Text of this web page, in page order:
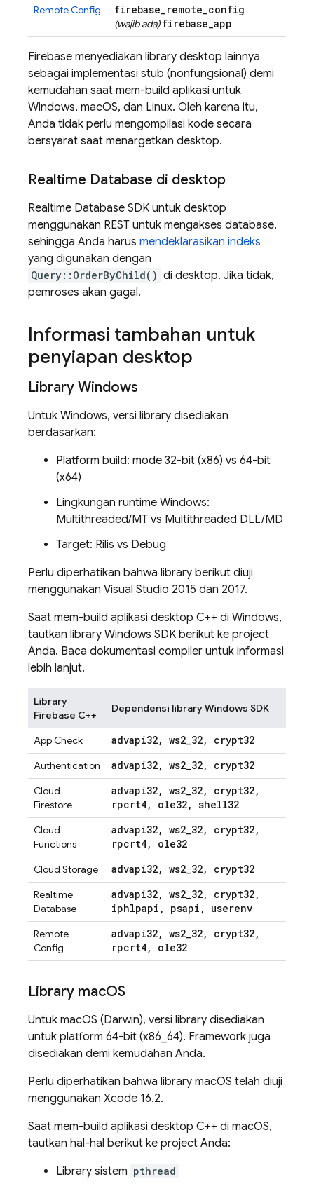
Remote Config firebase_remote_config
(wajib ada) firebase_app
Firebase menyediakan library desktop lainnya
sebagai implementasi stub (nonfungsional) demi
kemudahan saat mem-build aplikasi untuk
Windows, macOS, dan Linux. Oleh karena itu,
Anda tidak perlu mengompilasi kode secara
bersyarat saat menargetkan desktop.
Realtime Database di desktop
Realtime Database SDK untuk desktop
menggunakan REST untuk mengakses database,
sehingga Anda harus mendeklarasikan indeks
yang digunakan dengan
Query::OrderByChild() di desktop. Jika tidak,
pemroses akan gagal.
Informasi tambahan untuk
penyiapan desktop
Library Windows
Untuk Windows, versi library disediakan
berdasarkan:
Platform build: mode 32-bit (x86) vs 64-bit
(x64)
Lingkungan runtime Windows:
Multithreaded/MT vs Multithreaded DLL/MD
Target: Rilis vs Debug
Perlu diperhatikan bahwa library berikut diuji
menggunakan Visual Studio 2015 dan 2017.
Saat mem-build aplikasi desktop C++ di Windows,
tautkan library Windows SDK berikut ke project
Anda. Baca dokumentasi compiler untuk informasi
lebih lanjut.
Library
Firebase C++
Dependensi library Windows SDK
App Check advapi32, ws2_32, crypt32
Authentication advapi32, ws2_32, crypt32
Cloud
Firestore
advapi32, ws2_32, crypt32,
rpcrt4, ole32, shell32
Cloud
Functions
advapi32, ws2_32, crypt32,
rpcrt4, ole32
Cloud Storage advapi32, ws2_32, crypt32
Realtime
Database
advapi32, ws2_32, crypt32,
iphlpapi , psapi , userenv
Remote
Config
advapi32, ws2_32, crypt32,
rpcrt4, ole32
Library macOS
Untuk macOS (Darwin), versi library disediakan
untuk platform 64-bit (x86_64). Framework juga
disediakan demi kemudahan Anda.
Perlu diperhatikan bahwa library macOS telah diuji
menggunakan Xcode 16.2.
Saat mem-build aplikasi desktop C++ di macOS,
tautkan hal-hal berikut ke project Anda:
Library sistem pthread